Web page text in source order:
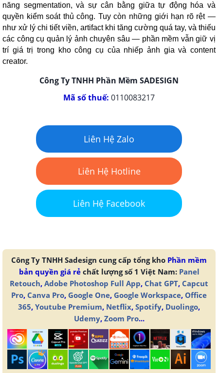
năng segmentation, và sự cân bằng giữa tự động hóa và
quyền kiểm soát thủ công. Tuy còn những giới hạn rõ rệt —
như xử lý chi tiết viền, artifact khi tăng cường quá tay, và thiếu
các công cụ quản lý ảnh chuyên sâu — phần mềm vẫn giữ vị
trí giá trị trong kho công cụ của nhiếp ảnh gia và content
creator.
Công Ty TNHH Phần Mềm SADESIGN
Mã số thuế: 0110083217
Liên Hệ Zalo
Liên Hệ Hotline
Liên Hệ Facebook
Công Ty TNHH Sadesign cung cấp tổng kho Phần mềm
bản quyền giá rẻchất lượng số 1 Việt Nam: Panel
Retouch, Adobe Photoshop Full App, Chat GPT, Capcut
Pro, Canva Pro, Google One, Google Workspace, Office
365, Youtube Premium, Netflix, Spotify, Duolingo,
Udemy, Zoom Pro...